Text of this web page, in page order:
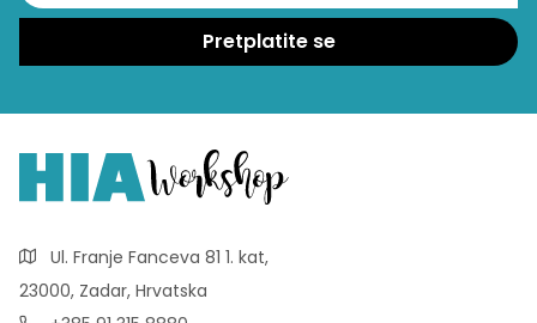
Ul. Franje Fanceva 81 1. kat,
23000, Zadar, Hrvatska